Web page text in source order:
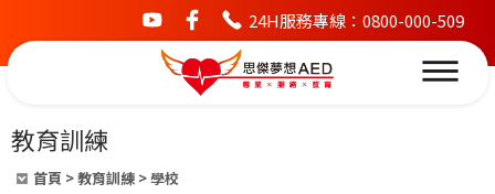
youtubefacebook24H服務專線：0800-000-509
教育訓練
首頁 >教育訓練 >學校